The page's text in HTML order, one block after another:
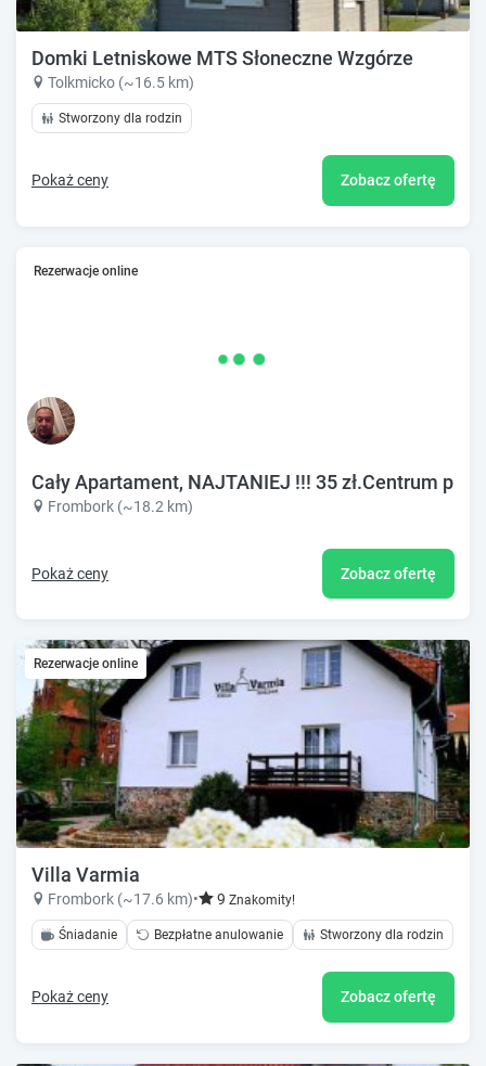
Domki Letniskowe MTS Słoneczne Wzgórze
Tolkmicko (~16.5 km)
Stworzony dla rodzin
Pokaż ceny Zobacz ofertę
Rezerwacje online
Cały Apartament, NAJTANIEJ !!! 35 zł.Centrum
Frombork (~18.2 km)
Pokaż ceny Zobacz ofertę
Rezerwacje online
Villa Varmia
Frombork (~17.6 km)• 9 Znakomity!
Śniadanie Bezpłatne anulowanie Stworzony dla rodzin
Pokaż ceny Zobacz ofertę